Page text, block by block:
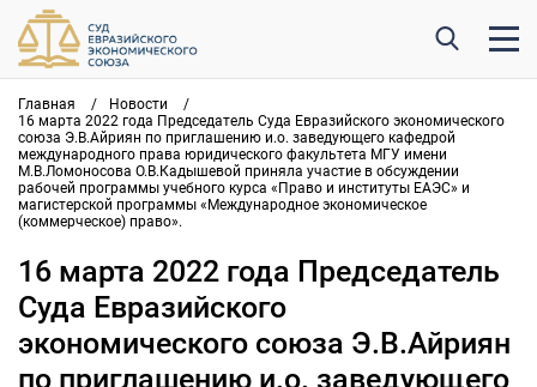
Главная / Новости
/
16 марта 2022 года Председатель Суда Евразийского экономического
союза Э.В.Айриян по приглашению и.о. заведующего кафедрой
международного права юридического факультета МГУ имени
М.В.Ломоносова О.В.Кадышевой приняла участие в обсуждении
рабочей программы учебного курса «Право и институты ЕАЭС» и
магистерской программы «Международное экономическое
(коммерческое) право».
16 марта 2022 года Председатель
Суда Евразийского
экономического союза Э.В.Айриян
по приглашению и.о. заведующего